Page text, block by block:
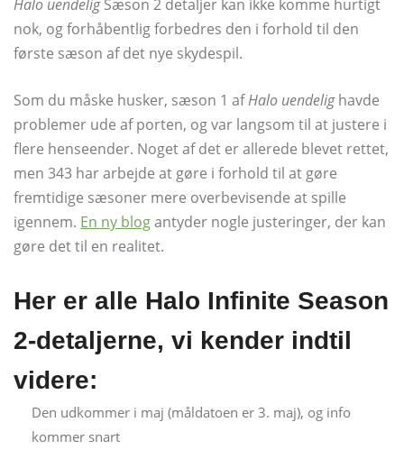
Halo uendeligSæson 2 detaljer kan ikke komme hurtigt
nok, og forhåbentlig forbedres den i forhold til den
første sæson af det nye skydespil.
Som du måske husker, sæson 1 afHalo uendelighavde
problemer ude af porten, og var langsom til at justere i
flere henseender. Noget af det er allerede blevet rettet,
men 343 har arbejde at gøre i forhold til at gøre
fremtidige sæsoner mere overbevisende at spille
igennem. En ny blogantyder nogle justeringer, der kan
gøre det til en realitet.
Her er alle Halo Infinite Season
2-detaljerne, vi kender indtil
videre:
Den udkommer i maj (måldatoen er 3. maj), og info
kommer snart